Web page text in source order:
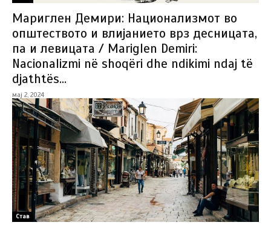
Мариглен Демири: Национализмот во
општеството и влијанието врз десницата,
па и левицата / Mariglen Demiri:
Nacionalizmi në shoqëri dhe ndikimi ndaj të
djathtës...
мај 2, 2024
Став